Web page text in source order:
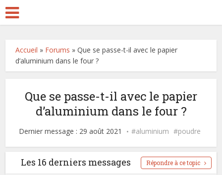
Accueil » Forums »Que se passe-t-il avec le papier
d’aluminium dans le four ?
Que se passe-t-il avec le papier
d’aluminium dans le four ?
Dernier message : 29 août 2021 aluminium poudre
Les 16 derniers messages Répondre à ce topic